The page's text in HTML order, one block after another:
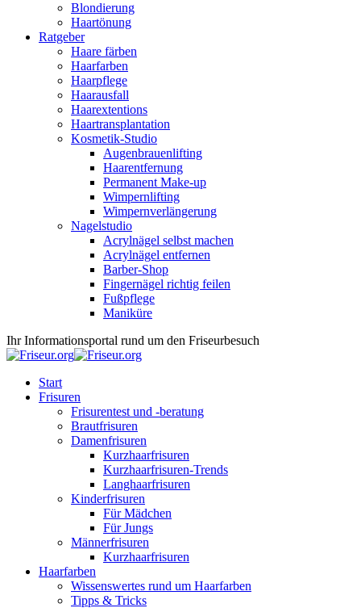
Blondierung
Haartönung
Ratgeber
Haare färben
Haarfarben
Haarpflege
Haarausfall
Haarextentions
Haartransplantation
Kosmetik-Studio
Augenbrauenlifting
Haarentfernung
Permanent Make-up
Wimpernlifting
Wimpernverlängerung
Nagelstudio
Acrylnägel selbst machen
Acrylnägel entfernen
Barber-Shop
Fingernägel richtig feilen
Fußpflege
Maniküre
Ihr Informationsportal rund um den Friseurbesuch
Start
Frisuren
Frisurentest und -beratung
Brautfrisuren
Damenfrisuren
Kurzhaarfrisuren
Kurzhaarfrisuren-Trends
Langhaarfrisuren
Kinderfrisuren
Für Mädchen
Für Jungs
Männerfrisuren
Kurzhaarfrisuren
Haarfarben
Wissenswertes rund um Haarfarben
Tipps & Tricks